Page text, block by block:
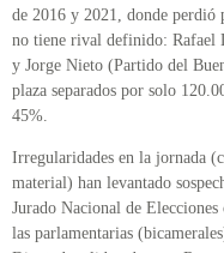
de 2016 y 2021, donde perdió
no tiene rival definido: Rafael
y Jorge Nieto (Partido del
plaza separados por solo
45%.
Irregularidades en la jornada
material) han levantado
Jurado Nacional de
las parlamentarias